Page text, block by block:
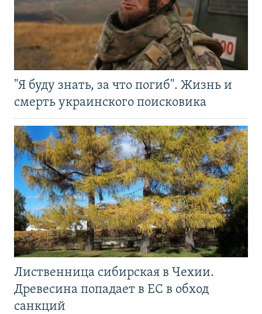
"Я буду знать, за что погиб". Жизнь и
смерть украинского поисковика
Лиственница сибирская в Чехии.
Древесина попадает в ЕС в обход
санкций